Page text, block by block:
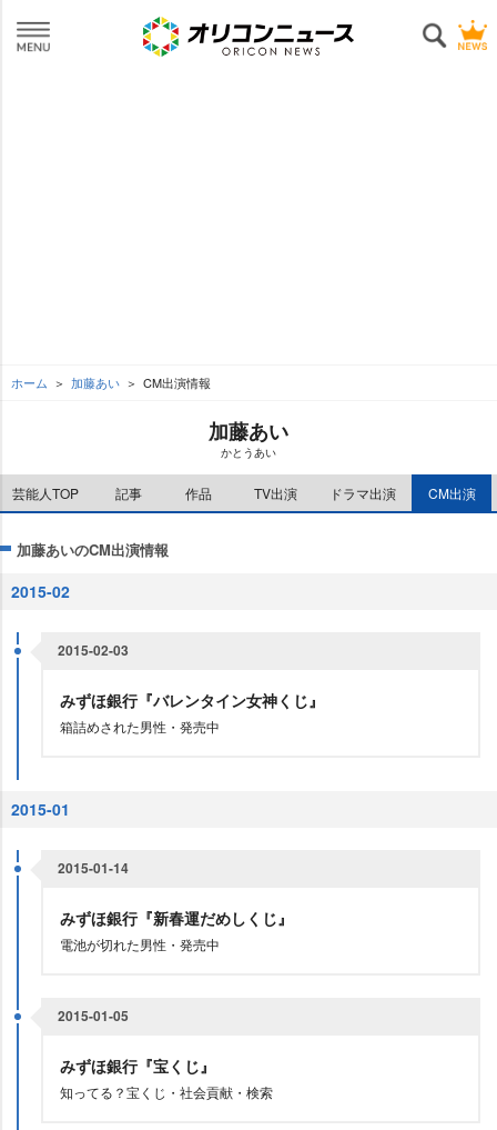
ホーム 加藤あい CM出演情報
加藤あい
かとうあい
芸能人TOP 記事 作品 TV出演 ドラマ出演 CM出演
加藤あいのCM出演情報
2015-02
2015-02-03
みずほ銀行『バレンタイン女神くじ』
箱詰めされた男性・発売中
2015-01
2015-01-14
みずほ銀行『新春運だめしくじ』
電池が切れた男性・発売中
2015-01-05
みずほ銀行『宝くじ』
知ってる？宝くじ・社会貢献・検索